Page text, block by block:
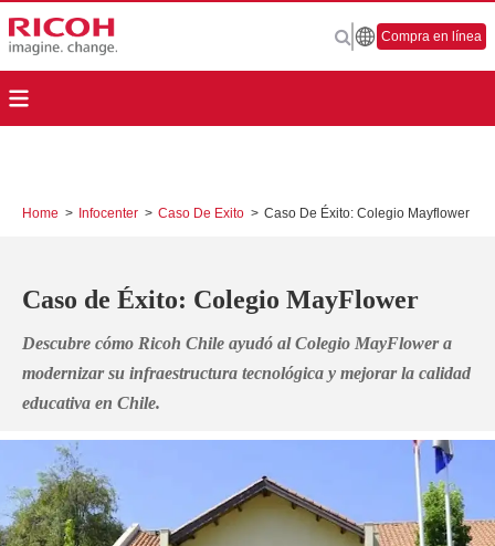
Compra en línea
Home > Infocenter > Caso De Exito > Caso De Éxito: Colegio Mayflower
Caso de Éxito: Colegio MayFlower
Descubre cómo Ricoh Chile ayudó al Colegio MayFlower a
modernizar su infraestructura tecnológica y mejorar la calidad
educativa en Chile.